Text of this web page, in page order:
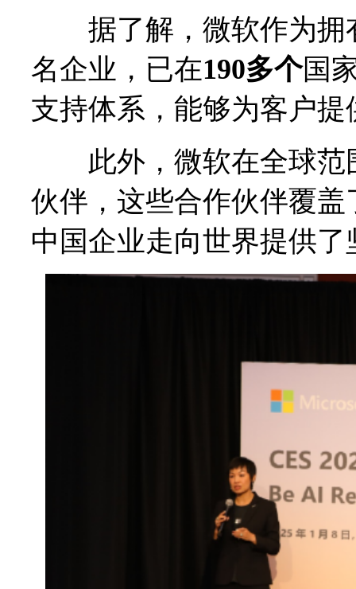
据了解，微软作为拥
名企业，已在190多个国
支持体系，能够为客户
此外，微软在全球范
伙伴，这些合作伙伴覆
中国企业走向世界提供